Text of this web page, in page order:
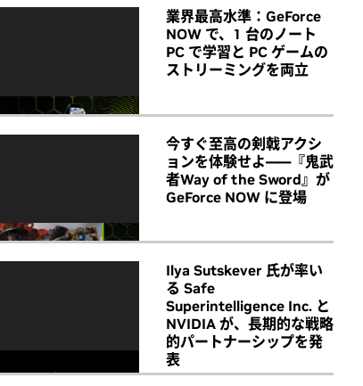
業界最高水準：GeForce
NOW で、1 台のノート
PC で学習と PC ゲームの
ストリーミングを両立
今すぐ至高の剣戟アクシ
ョンを体験せよ――『鬼武
者Way of the Sword』が
GeForce NOW に登場
Ilya Sutskever 氏が率い
る Safe
Superintelligence Inc. と
NVIDIA が、長期的な戦略
的パートナーシップを発
表